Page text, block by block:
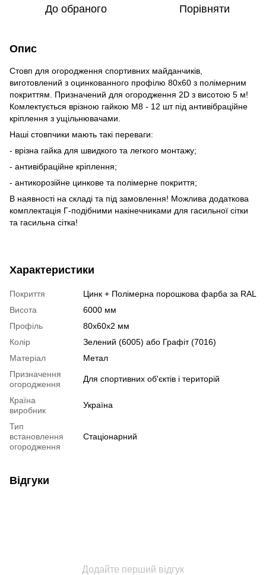
До обраного Порівняти
Опис
Стовп для огородження спортивних майданчиків,
виготовлений з оцинкованного профілю 80х60 з полімерним
покриттям. Призначений для огородження 2D з висотою 5 м!
Комлектується врізною гайкою М8 - 12 шт під антивібраційне
кріплення з ущільнювачами.
Наші стовпчики мають такі переваги:
- врізна гайка для швидкого та легкого монтажу;
- антивібраційне кріплення;
- антикорозійне цинкове та полімерне покриття;
В наявності на складі та під замовлення! Можлива додаткова
комплектація Г-подібними накінечниками для гасильної сітки
та гасильна сітка!
Характеристики
Покриття
Цинк + Полімерна порошкова фарба за RAL
Висота
6000 мм
Профіль
80x60x2 мм
Колір
Зелений (6005) або Графіт (7016)
Матеріал
Метал
Призначення
огородження
Для спортивних об'єктів і територій
Країна
виробник
Україна
Тип
встановлення
огородження
Стаціонарний
Відгуки
Додайте перший відгук